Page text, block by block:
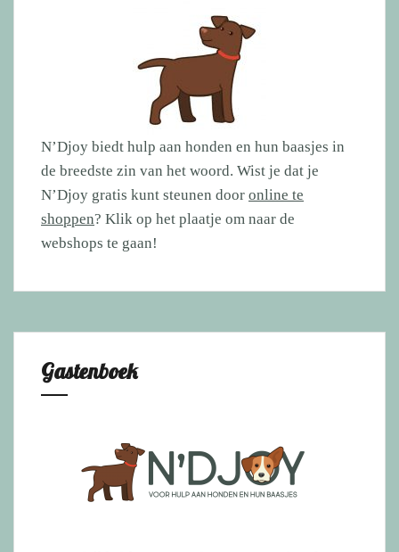
N’Djoy biedt hulp aan honden en hun baasjes in
de breedste zin van het woord. Wist je dat je
N’Djoy gratis kunt steunen door online te
shoppen? Klik op het plaatje om naar de
webshops te gaan!
Gastenboek